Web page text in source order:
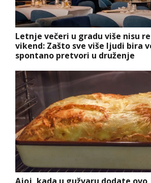
Letnje večeri u gradu više nisu
vikend: Zašto sve više ljudi bira
spontano pretvori u druženje